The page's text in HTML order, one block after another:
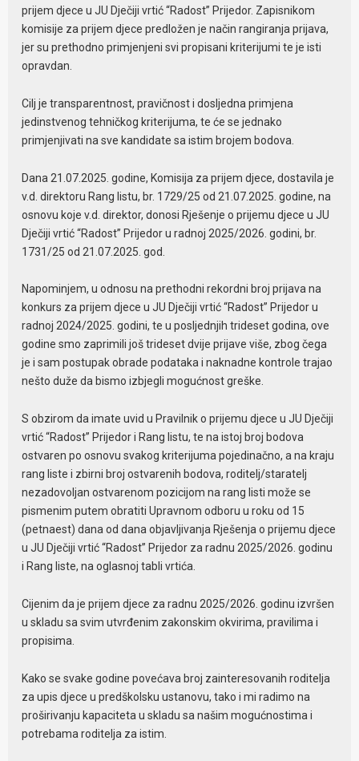
prijem djece u JU Dječiji vrtić “Radost” Prijedor. Zapisnikom
komisije za prijem djece predložen je način rangiranja prijava,
jer su prethodno primjenjeni svi propisani kriterijumi te je isti
opravdan.
Cilj je transparentnost, pravičnost i dosljedna primjena
jedinstvenog tehničkog kriterijuma, te će se jednako
primjenjivati na sve kandidate sa istim brojem bodova.
Dana 21.07.2025. godine, Komisija za prijem djece, dostavila je
v.d. direktoru Rang listu, br. 1729/25 od 21.07.2025. godine, na
osnovu koje v.d. direktor, donosi Rješenje o prijemu djece u JU
Dječiji vrtić “Radost” Prijedor u radnoj 2025/2026. godini, br.
1731/25 od 21.07.2025. god.
Napominjem, u odnosu na prethodni rekordni broj prijava na
konkurs za prijem djece u JU Dječiji vrtić “Radost” Prijedor u
radnoj 2024/2025. godini, te u posljednjih trideset godina, ove
godine smo zaprimili još trideset dvije prijave više, zbog čega
je i sam postupak obrade podataka i naknadne kontrole trajao
nešto duže da bismo izbjegli mogućnost greške.
S obzirom da imate uvid u Pravilnik o prijemu djece u JU Dječiji
vrtić “Radost” Prijedor i Rang listu, te na istoj broj bodova
ostvaren po osnovu svakog kriterijuma pojedinačno, a na kraju
rang liste i zbirni broj ostvarenih bodova, roditelj/staratelj
nezadovoljan ostvarenom pozicijom na rang listi može se
pismenim putem obratiti Upravnom odboru u roku od 15
(petnaest) dana od dana objavljivanja Rješenja o prijemu djece
u JU Dječiji vrtić “Radost” Prijedor za radnu 2025/2026. godinu
i Rang liste, na oglasnoj tabli vrtića.
Cijenim da je prijem djece za radnu 2025/2026. godinu izvršen
u skladu sa svim utvrđenim zakonskim okvirima, pravilima i
propisima.
Kako se svake godine povećava broj zainteresovanih roditelja
za upis djece u predškolsku ustanovu, tako i mi radimo na
proširivanju kapaciteta u skladu sa našim mogućnostima i
potrebama roditelja za istim.